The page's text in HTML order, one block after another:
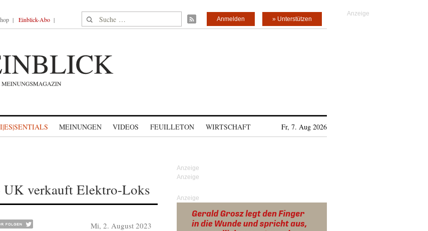
Einblick-Abo Suche nach: » Unterstützen
Anmelden
MEINUNGEN VIDEOS FEUILLETON WIRTSCHAFT Fr, 7. Aug 2026
UK verkauft Elektro-Loks
Mi, 2. August 2023
Anzeige